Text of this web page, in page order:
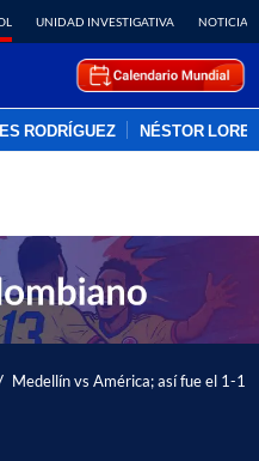
UNIDAD INVESTIGATIVA NOTICIAS
RODRÍGUEZ NÉSTOR
Medellín vs América; así fue el 1-1